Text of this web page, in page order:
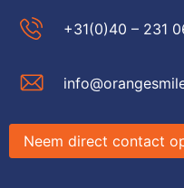
+31(0)40 – 231
Neem direct contact